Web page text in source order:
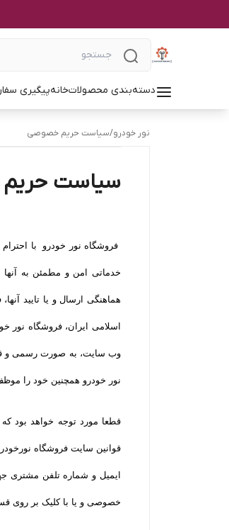
دسته‌بندی محصولاتخانهپیگیری
نور خودرو/سیاست حریم خصوصی
سیاست
فروشگاه نور خودرو با
خدماتی امن و مطمئن به
هماهنگی ارسال و یا تایید
اسلامی ایران، فروشگاه نور
وب سایت، به صورت رسمی و
نور خودرو همچنین خود را
قطعا مورد توجه خواهد بود
قوانین سایت فروشگاه
ایمیل و شماره تلفن مشتری
خصوصی و یا با کلیک بر روی